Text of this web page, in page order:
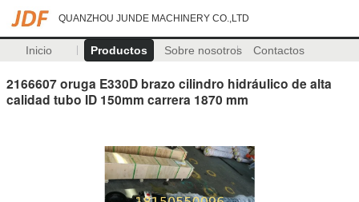
QUANZHOU JUNDE MACHINERY CO.,LTD
Inicio Productos Sobre nosotros Contactos
2166607 oruga E330D brazo cilindro hidráulico de alta
calidad tubo ID 150mm carrera 1870 mm